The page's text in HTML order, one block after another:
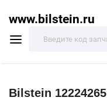
www.bilstein.ru
Bilstein 12224265